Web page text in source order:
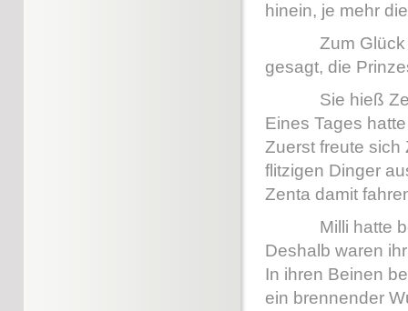
hinein, je mehr
Zum Glück für
gesagt, die
Sie hieß
Eines Tages
Zuerst freute sich
flitzigen Dinger
Zenta damit
Milli hatte bei
Deshalb waren
In ihren Beinen
ein brennender